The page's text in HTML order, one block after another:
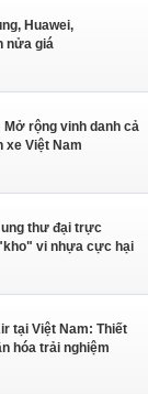
Huawei,
nửa giá
rộng vinh danh cả
xe Việt Nam
thư đại trực
vi nhựa cực hại
tại Việt Nam: Thiết
hóa trải nghiệm